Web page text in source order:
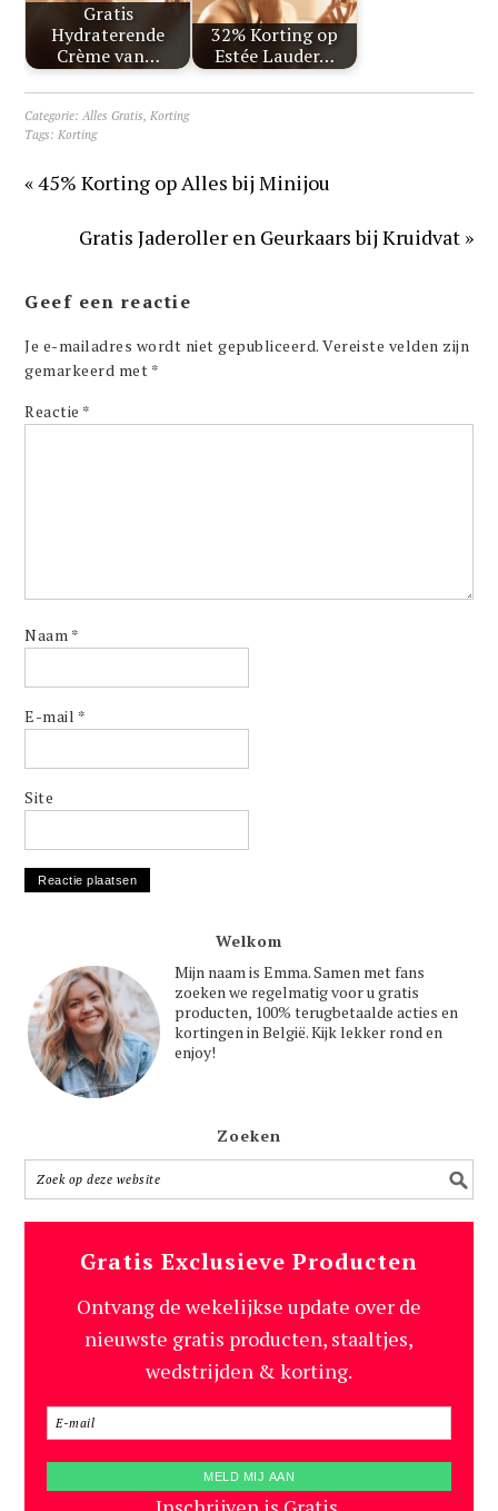
Gratis
Hydraterende
Crème van…
32% Korting op
Estée Lauder…
Categorie:Alles Gratis,Korting
Tags:Korting
« 45% Korting op Alles bij Minijou
Gratis Jaderoller en Geurkaars bij Kruidvat »
Geef een reactie
Je e-mailadres wordt niet gepubliceerd. Vereiste velden zijn
gemarkeerd met *
Reactie *
Naam *
E-mail *
Site
Welkom
Mijn naam is Emma. Samen met fans
zoeken we regelmatig voor u gratis
producten, 100% terugbetaalde acties en
kortingen in België. Kijk lekker rond en
enjoy!
Zoeken
Gratis Exclusieve Producten
Ontvang de wekelijkse update over de
nieuwste gratis producten, staaltjes,
wedstrijden & korting.